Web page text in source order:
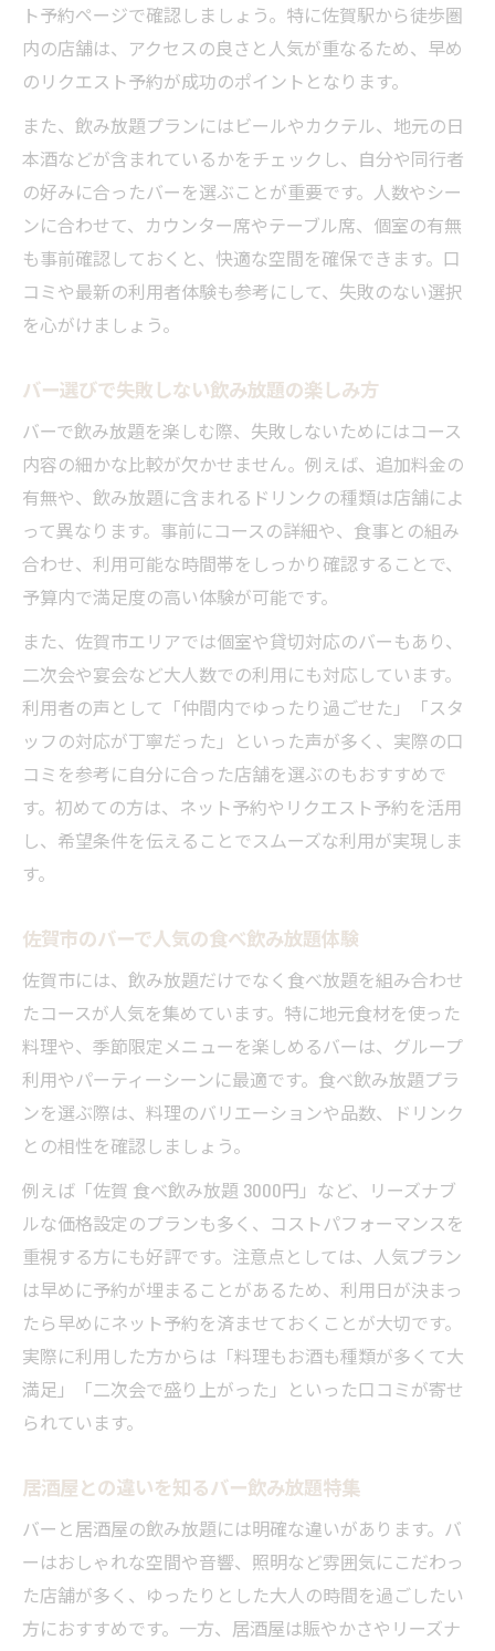
佐賀駅周辺個室バーの利用ポイント
飲み放題付き個室バーの選び方ガイド
女子会やデートに最適な個室バー紹介
佐賀市バーで個室ならではの楽しみ方
大人の隠れ家として注目のバー選びのコツ
大人の隠れ家バーで過ごす贅沢な時間
隠れ家バーが人気の理由と体験談紹介
佐賀駅近くのバーで落ち着く夜を満喫
静かな空間が魅力のバー選びポイント
飲み放題でお得に楽しむ佐賀市バーの魅力
バー飲み放題プランのメリット徹底解説
コスパ抜群のバー飲み放題活用テクニック
佐賀市バーで味わう多彩なドリンクの魅力
食べ飲み放題バーで満足度が高い理由
二次会でも人気のバー飲み放題を比較
雰囲気抜群バーで素敵な夜を体験しよう
佐賀駅近くで人気の雰囲気重視バー特集
実際に行って良かったバー体験を紹介
二次会におすすめの雰囲気重視バー選び
女子会やデートに最適なバー空間とは
ト予約ページで確認しましょう。特に佐賀駅から徒歩圏
内の店舗は、アクセスの良さと人気が重なるため、早め
のリクエスト予約が成功のポイントとなります。
また、飲み放題プランにはビールやカクテル、地元の日
本酒などが含まれているかをチェックし、自分や同行者
の好みに合ったバーを選ぶことが重要です。人数やシー
ンに合わせて、カウンター席やテーブル席、個室の有無
も事前確認しておくと、快適な空間を確保できます。口
コミや最新の利用者体験も参考にして、失敗のない選択
を心がけましょう。
バー選びで失敗しない飲み放題の楽しみ方
バーで飲み放題を楽しむ際、失敗しないためにはコース
内容の細かな比較が欠かせません。例えば、追加料金の
有無や、飲み放題に含まれるドリンクの種類は店舗によ
って異なります。事前にコースの詳細や、食事との組み
合わせ、利用可能な時間帯をしっかり確認することで、
予算内で満足度の高い体験が可能です。
また、佐賀市エリアでは個室や貸切対応のバーもあり、
二次会や宴会など大人数での利用にも対応しています。
利用者の声として「仲間内でゆったり過ごせた」「スタ
ッフの対応が丁寧だった」といった声が多く、実際の口
コミを参考に自分に合った店舗を選ぶのもおすすめで
す。初めての方は、ネット予約やリクエスト予約を活用
し、希望条件を伝えることでスムーズな利用が実現しま
す。
佐賀市のバーで人気の食べ飲み放題体験
佐賀市には、飲み放題だけでなく食べ放題を組み合わせ
たコースが人気を集めています。特に地元食材を使った
料理や、季節限定メニューを楽しめるバーは、グループ
利用やパーティーシーンに最適です。食べ飲み放題プラ
ンを選ぶ際は、料理のバリエーションや品数、ドリンク
との相性を確認しましょう。
例えば「佐賀 食べ飲み放題 3000円」など、リーズナブ
ルな価格設定のプランも多く、コストパフォーマンスを
重視する方にも好評です。注意点としては、人気プラン
は早めに予約が埋まることがあるため、利用日が決まっ
たら早めにネット予約を済ませておくことが大切です。
実際に利用した方からは「料理もお酒も種類が多くて大
満足」「二次会で盛り上がった」といった口コミが寄せ
られています。
居酒屋との違いを知るバー飲み放題特集
バーと居酒屋の飲み放題には明確な違いがあります。バ
ーはおしゃれな空間や音響、照明など雰囲気にこだわっ
た店舗が多く、ゆったりとした大人の時間を過ごしたい
方におすすめです。一方、居酒屋は賑やかさやリーズナ